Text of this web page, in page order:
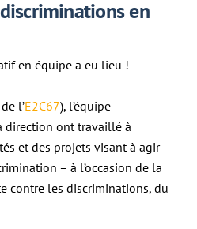
en
en équipe a eu lieu !
l’E2C67), l’équipe
direction ont travaillé à
et des projets visant à agir
– à l’occasion de la
contre les discriminations, du